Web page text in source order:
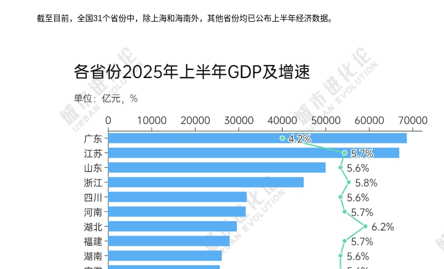
截至目前，全国31个省份中，除上海和海南外，其他省份均已公布上半年经济数据。